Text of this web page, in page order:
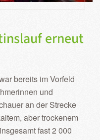
erneut
bereits im Vorfeld
und
an der Strecke
aber trockenem
fast 2 000